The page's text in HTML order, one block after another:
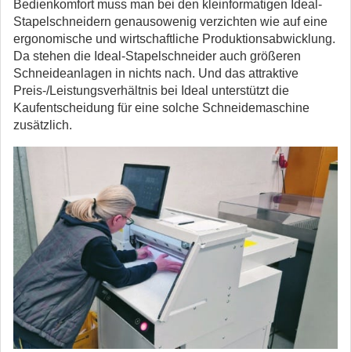
Bedienkomfort muss man bei den kleinformatigen Ideal-
Stapelschneidern genausowenig verzichten wie auf eine
ergonomische und wirtschaftliche Produktionsabwicklung.
Da stehen die Ideal-Stapelschneider auch größeren
Schneideanlagen in nichts nach. Und das attraktive
Preis-/Leistungsverhältnis bei Ideal unterstützt die
Kaufentscheidung für eine solche Schneidemaschine
zusätzlich.